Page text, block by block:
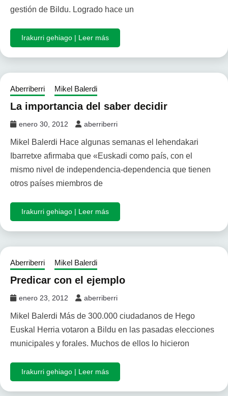
gestión de Bildu. Logrado hace un
Irakurri gehiago | Leer más
Aberriberri Mikel Balerdi
La importancia del saber decidir
enero 30, 2012 aberriberri
Mikel Balerdi Hace algunas semanas el lehendakari
Ibarretxe afirmaba que «Euskadi como país, con el
mismo nivel de independencia-dependencia que tienen
otros países miembros de
Irakurri gehiago | Leer más
Aberriberri Mikel Balerdi
Predicar con el ejemplo
enero 23, 2012 aberriberri
Mikel Balerdi Más de 300.000 ciudadanos de Hego
Euskal Herria votaron a Bildu en las pasadas elecciones
municipales y forales. Muchos de ellos lo hicieron
Irakurri gehiago | Leer más